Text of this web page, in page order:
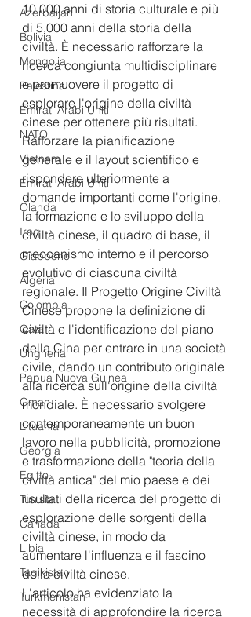
Azerbaijan
Bolivia
Mongolia
Palestina
Emirati Arabi Uniti
NATO
Vietnam
Emirati Arabi Uniti
Olanda
Iraq
Giappone
Algeria
Colombia
Qatar
Ungheria
Papua Nuova Guinea
Oman
Lituania
Georgia
Egitto
Tunisia
Canada
Libia
Tagikistan
Turkmenistan
10.000 anni di storia culturale e più
di 5.000 anni della storia della
civiltà. È necessario rafforzare la
ricerca congiunta multidisciplinare
e promuovere il progetto di
esplorare l'origine della civiltà
cinese per ottenere più risultati.
Rafforzare la pianificazione
generale e il layout scientifico e
rispondere ulteriormente a
domande importanti come l'origine,
la formazione e lo sviluppo della
civiltà cinese, il quadro di base, il
meccanismo interno e il percorso
evolutivo di ciascuna civiltà
regionale. Il Progetto Origine Civiltà
Cinese propone la definizione di
civiltà e l'identificazione del piano
della Cina per entrare in una società
civile, dando un contributo originale
alla ricerca sull'origine della civiltà
mondiale. È necessario svolgere
contemporaneamente un buon
lavoro nella pubblicità, promozione
e trasformazione della "teoria della
civiltà antica" del mio paese e dei
risultati della ricerca del progetto di
esplorazione delle sorgenti della
civiltà cinese, in modo da
aumentare l'influenza e il fascino
della civiltà cinese.
L'articolo ha evidenziato la
necessità di approfondire la ricerca